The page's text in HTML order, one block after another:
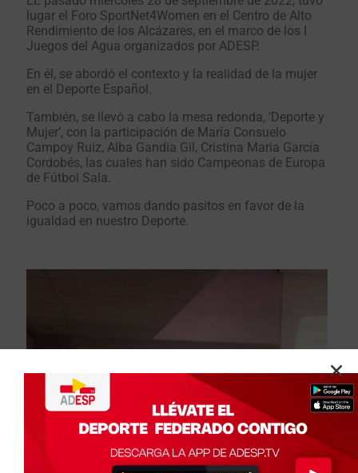
lugar el Foro SportNet4Women en el Centro de Alto
Rendimiento de los Alcázares, en el marco de los I
Juegos del Agua organizados por ADESP.
En él, se abordó el contexto y la realidad de la mujer
en el Deporte Español.
También, se llevó a cabo la mesa redonda, ‘Deporte y
Mujer’, con la participación de María Consuelo
Campoy Ruiz, Alba Gandia Gil, Cristina Maria García
Cordobés, las cuales han sido Campeonas de Europa
de Fútbol Sala.
Poco a poco, vamos dando pasitos en favor de la
igualdad en nuestro Deporte.